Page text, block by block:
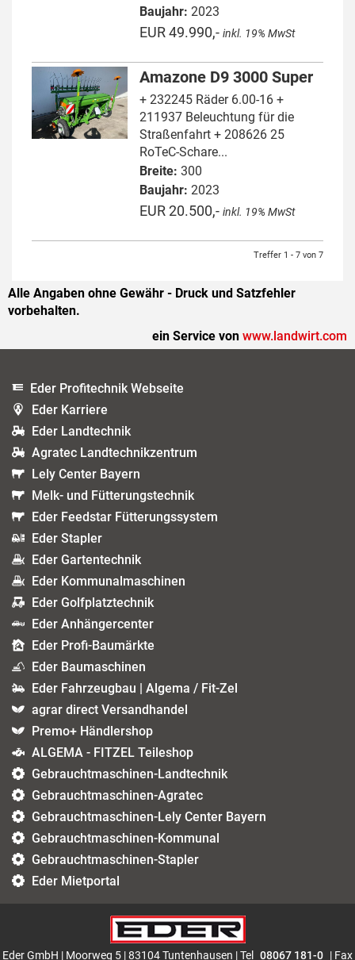
Baujahr: 2023
EUR 49.990,- inkl. 19% MwSt
Amazone D9 3000 Super
+ 232245 Räder 6.00-16 +
211937 Beleuchtung für die
Straßenfahrt + 208626 25
RoTeC-Schare...
Breite: 300
Baujahr: 2023
EUR 20.500,- inkl. 19% MwSt
Treffer 1 - 7 von 7
Alle Angaben ohne Gewähr - Druck und Satzfehler
vorbehalten.
ein Service von www.landwirt.com
Eder Profitechnik Webseite
Eder Karriere
Eder Landtechnik
Agratec Landtechnikzentrum
Lely Center Bayern
Melk- und Fütterungstechnik
Eder Feedstar Fütterungssystem
Eder Stapler
Eder Gartentechnik
Eder Kommunalmaschinen
Eder Golfplatztechnik
Eder Anhängercenter
Eder Profi-Baumärkte
Eder Baumaschinen
Eder Fahrzeugbau | Algema / Fit-Zel
agrar direct Versandhandel
Premo+ Händlershop
ALGEMA - FITZEL Teileshop
Gebrauchtmaschinen-Landtechnik
Gebrauchtmaschinen-Agratec
Gebrauchtmaschinen-Lely Center Bayern
Gebrauchtmaschinen-Kommunal
Gebrauchtmaschinen-Stapler
Eder Mietportal
Eder GmbH | Moorweg 5 | 83104 Tuntenhausen | Tel 08067 181-0 | Fax